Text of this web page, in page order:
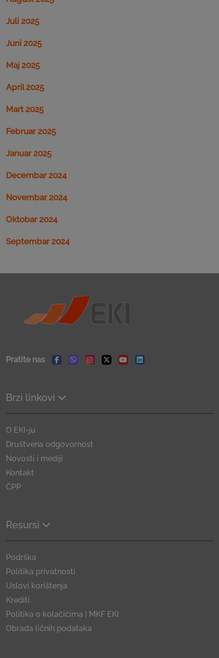
Juli 2025
Juni 2025
Maj 2025
April 2025
Mart 2025
Februar 2025
Januar 2025
Decembar 2024
Novembar 2024
Oktobar 2024
Septembar 2024
Pratite nas
Facebook
ViberInstagram
TwitterYoutubeLinkedin
Brzi linkovi
O EKI-ju
Društvena odgovornost
Novosti i mediji
Kontakt
ČPP
Resursi
Podrška
Politika privatnosti
Uslovi korištenja
Krediti
Politika o kolačićima | MKF EKI
Obrada ličnih podataka